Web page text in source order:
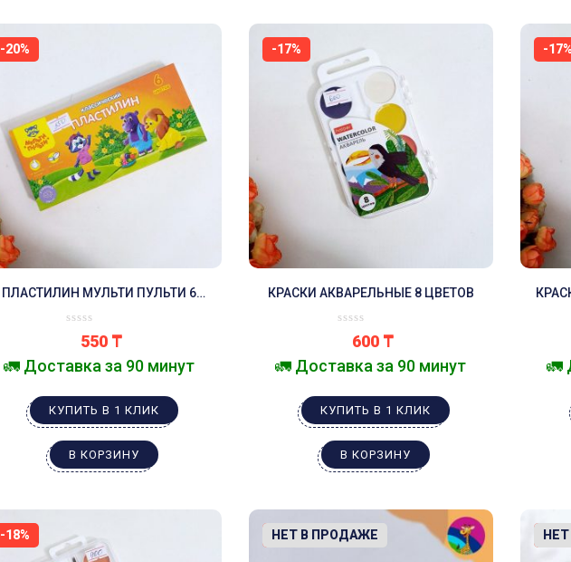
-20%
ПЛАСТИЛИН МУЛЬТИ ПУЛЬТИ 6
550 ₸
🚛 Доставка за 90 минут
КУПИТЬ В 1 КЛИК
В КОРЗИНУ
-17%
КРАСКИ АКВАРЕЛЬНЫЕ 8 ЦВЕТОВ
600 ₸
🚛 Доставка за 90 минут
КУПИТЬ В 1 КЛИК
В КОРЗИНУ
-17%
🚛
-18% -14%
НЕТ В ПРОДАЖЕ -12%